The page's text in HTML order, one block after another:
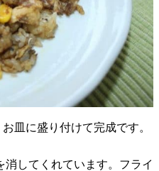
皿に盛り付けて完成です。
してくれています。フライ